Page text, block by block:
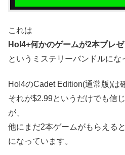
これは
HoI4+何かのゲームが2本プレ
というミステリーバンドルにな
HoI4のCadet Edition(通常版)は
それが$2.99というだけでも信
が、
他にまだ2本ゲームがもらえる
になっています。